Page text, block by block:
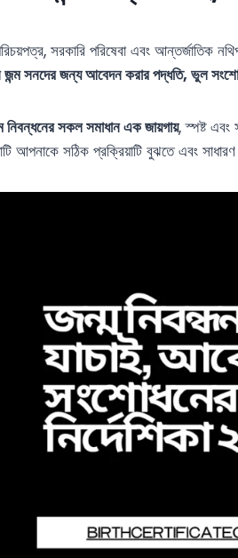
পরিচয়পত্র, সরকারি পরিষেবা এবং
জন্ম সনদের জন্য আবেদন করার পদ্ধতি, ভুল
নিবন্ধনের সকল সমাধান এক জায়গায়, স্পষ্ট
আপনাকে সঠিক প্রক্রিয়াটি বুঝতে এবং